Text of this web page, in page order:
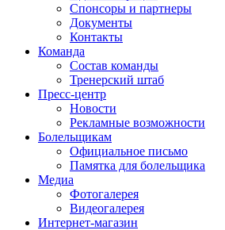
Спонсоры и партнеры
Документы
Контакты
Команда
Состав команды
Тренерский штаб
Пресс-центр
Новости
Рекламные возможности
Болельщикам
Официальное письмо
Памятка для болельщика
Медиа
Фотогалерея
Видеогалерея
Интернет-магазин